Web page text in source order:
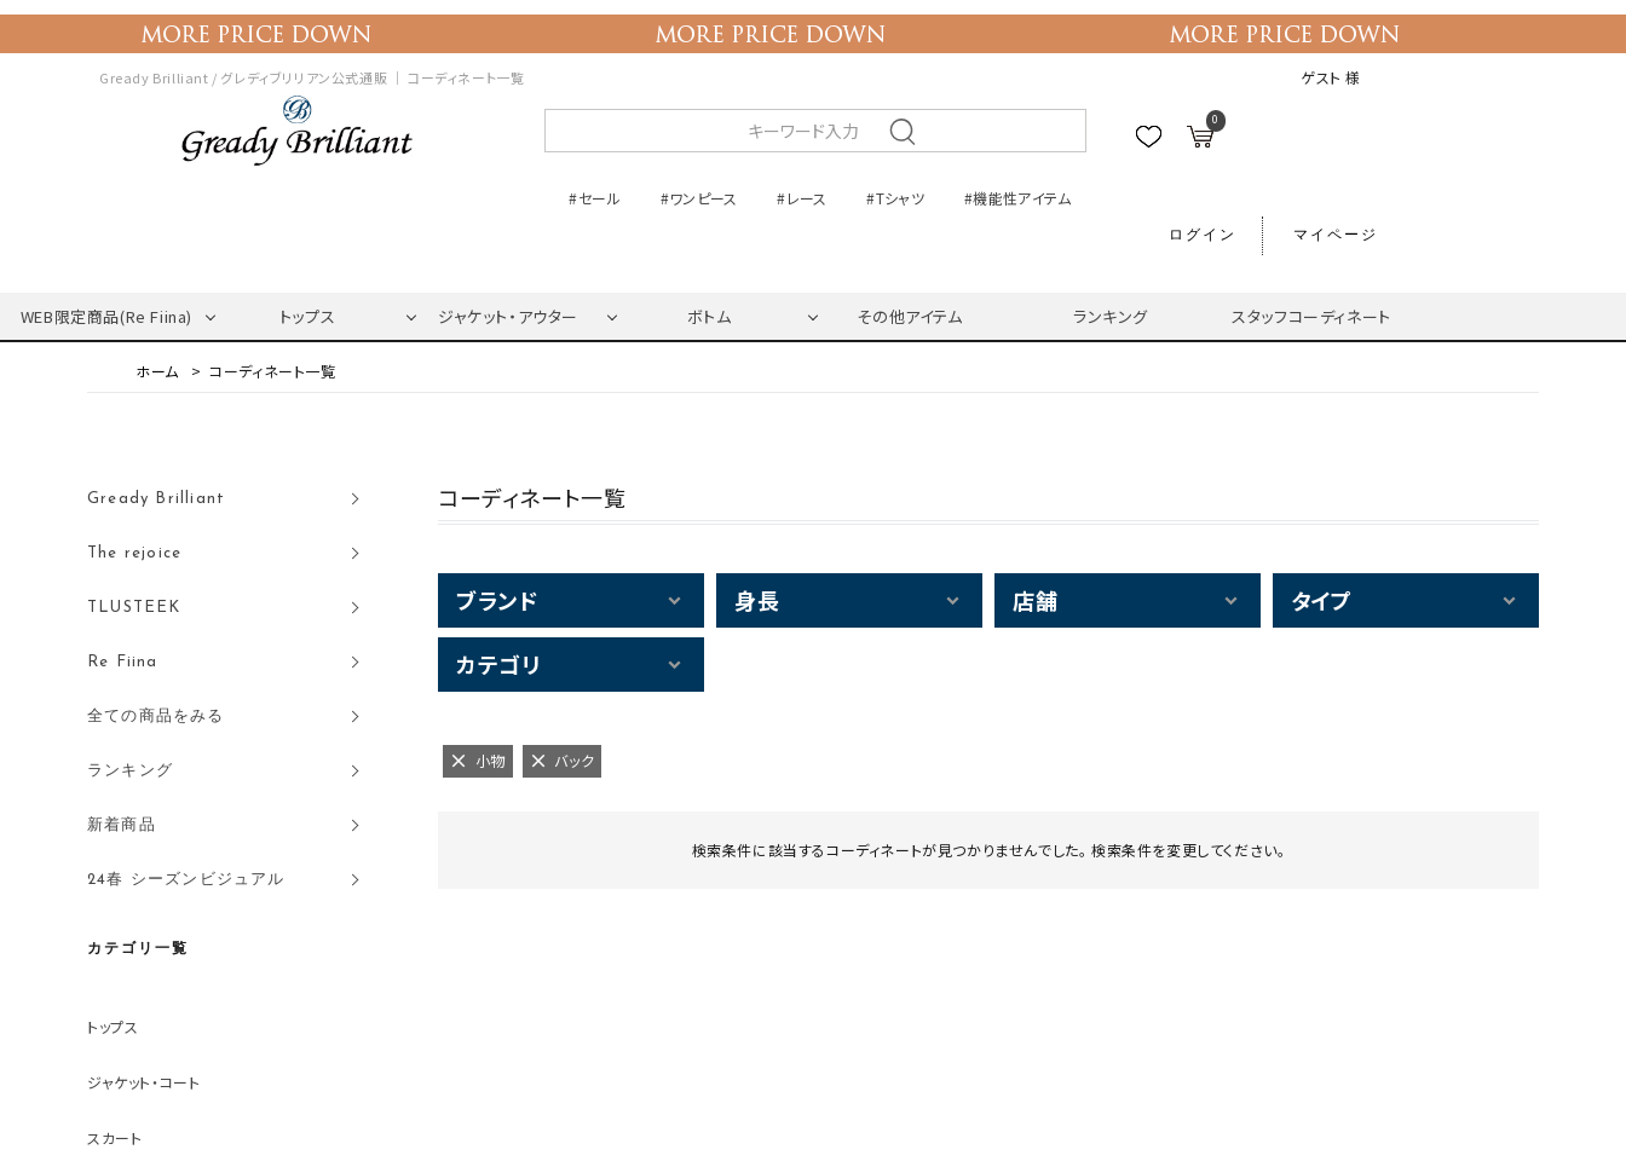
Gready Brilliant / グレディブリリアン公式通販 ｜ コーディネート一覧 ゲスト 様
0
#セール #ワンピース #レース #Tシャツ #機能性アイテム
ログイン マイページ
WEB限定商品(Re Fiina) トップス ジャケット・アウター ボトム その他アイテム ランキング スタッフコーディネート
コーディネート一覧
Gready Brilliant
The rejoice
TLUSTEEK
Re Fiina
全ての商品をみる
ランキング
新着商品
24春 シーズンビジュアル
カテゴリ一覧
トップス
ジャケット・コート
スカート
コーディネート一覧
ブランド 身長 店舗 タイプ
カテゴリ
小物 バック
検索条件に該当するコーディネートが見つかりませんでした。 検索条件を変更してください。